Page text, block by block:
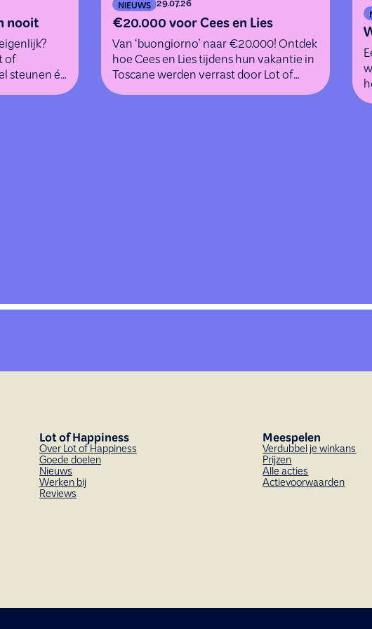
nooit
of
steunen én
NIEUWS 29.07.26
€20.000 voor Cees en Lies
Van ‘buongiorno’ naar €20.000! Ontdek
hoe Cees en Lies tijdens hun vakantie in
Toscane werden verrast door Lot of
Happiness.
Lot of Happiness
Over Lot of Happiness
Goede doelen
Nieuws
Werken bij
Reviews
Meespelen
Verdubbel je winkans
Prijzen
Alle acties
Actievoorwaarden